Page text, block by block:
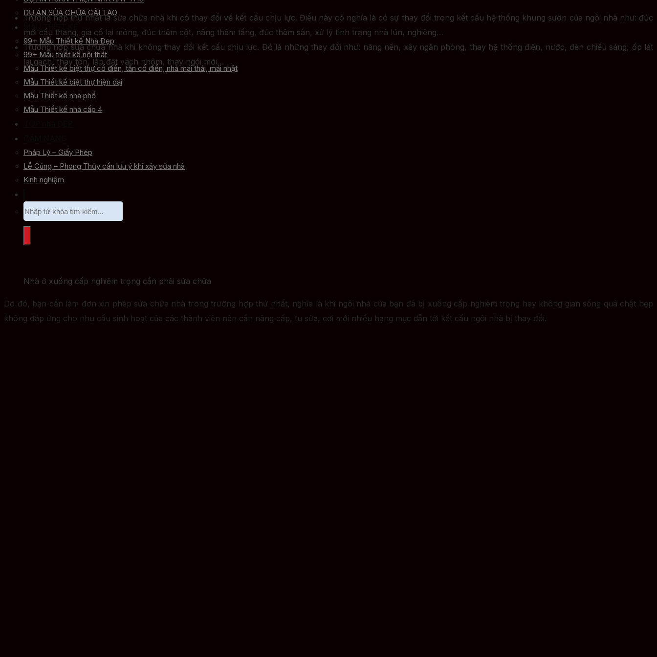
DỰ ÁN SỬA CHỮA CẢI TẠO
MẪU THIẾT KẾ
99+ Mẫu Thiết kế Nhà Đẹp
99+ Mẫu thiết kế nội thất
Mẫu Thiết kế biệt thự cổ điển, tân cổ điển, nhà mái thái, mái nhật
Mẫu Thiết kế biệt thự hiện đại
Mẫu Thiết kế nhà phố
Mẫu Thiết kế nhà cấp 4
Pháp Lý – Giấy Phép
Lễ Cúng – Phong Thủy cần lưu ý khi xây sửa nhà
Kinh nghiệm
Trường hợp thứ nhất là sửa chữa nhà khi có thay đổi về kết cấu chịu lực. Điều này có nghĩa là có sự thay đổi trong kết cấu hệ thống khung sườn của ngôi nhà như: đúc
mới cầu thang, gia cố lại móng, đúc thêm cột, nâng thêm tầng, đúc thêm sàn, xử lý tình trạng nhà lún, nghiêng…
Trường hợp sửa chữa nhà khi không thay đổi kết cấu chịu lực. Đó là những thay đổi như: nâng nền, xây ngăn phòng, thay hệ thống điện, nước, đèn chiếu sáng, ốp lát
lại gạch, thay tôn, lắp đặt vách nhôm, thay ngói mới…
Nhà ở xuống cấp nghiêm trọng cần phải sửa chữa
Do đó, bạn cần làm đơn xin phép sửa chữa nhà trong trường hợp thứ nhất, nghĩa là khi ngôi nhà của bạn đã bị xuống cấp nghiêm trọng hay không gian sống quá chật hẹp
không đáp ứng cho nhu cầu sinh hoạt của các thành viên nên cần nâng cấp, tu sửa, cơi mới nhiều hạng mục dẫn tới kết cấu ngôi nhà bị thay đổi.